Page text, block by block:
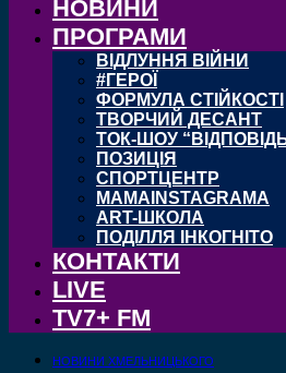
НОВИНИ
ПРОГРАМИ
ВІДЛУННЯ ВІЙНИ
#ГЕРОЇ
ФОРМУЛА СТІЙКОСТІ
ТВОРЧИЙ ДЕСАНТ
ТОК-ШОУ
ПОЗИЦІЯ
СПОРТЦЕНТР
MAMAINSTAGRAMA
ART-ШКОЛА
ПОДІЛЛЯ ІНКОГНІТО
КОНТАКТИ
LIVE
TV7+ FM
НОВИНИ ХМЕЛЬНИЦЬКОГО